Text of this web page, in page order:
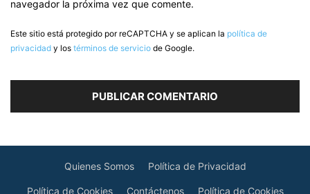
navegador la próxima vez que comente.
Este sitio está protegido por reCAPTCHA y se aplican la política de
privacidad y los términos de servicio de Google.
Quienes Somos Política de Privacidad
Política de Cookies Contáctenos Política de Cookies